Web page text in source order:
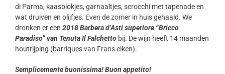
di Parma, kaasblokjes, garnaaltjes, scrocchi met tapenade en
wat druiven en olijfjes. Even de zomer in huis gehaald. We
dronken er een 2018 Barbera d’Asti superiore “Bricco
Paradiso” van Tenuta Il Falchettobij. De wijn heeft 14 maanden
houtrijping (barriques van Frans eiken).
Semplicemente buonissima! Buon appetito!